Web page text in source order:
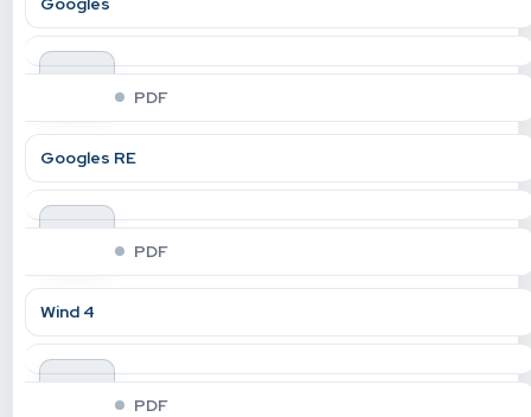
indir
PDF
Googles RE
indir
PDF
Wind 4
indir
PDF